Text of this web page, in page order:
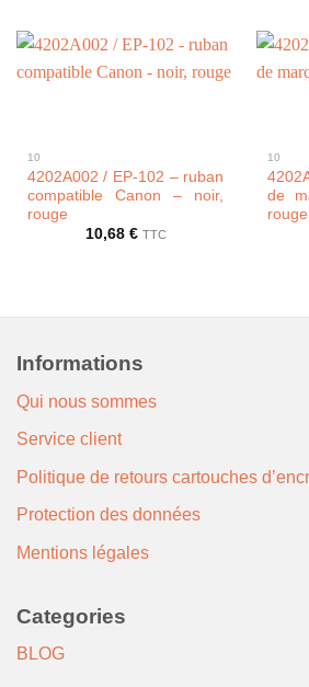
10
4202A002 / EP-102 – ruban
compatible Canon – noir,
rouge
10,68 € TTC
10
de
rouge
Informations
Qui nous sommes
Service client
Politique de retours cartouches
Protection des données
Mentions légales
Categories
BLOG